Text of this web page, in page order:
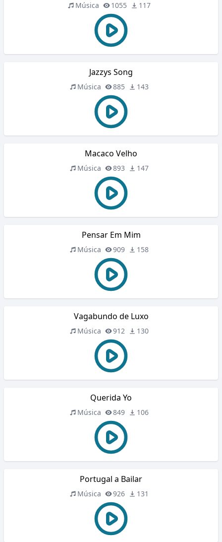
Música 1055 117
Jazzys Song
Música 885 143
Macaco Velho
Música 893 147
Pensar Em Mim
Música 909 158
Vagabundo de Luxo
Música 912 130
Querida Yo
Música 849 106
Portugal a Bailar
Música 926 131